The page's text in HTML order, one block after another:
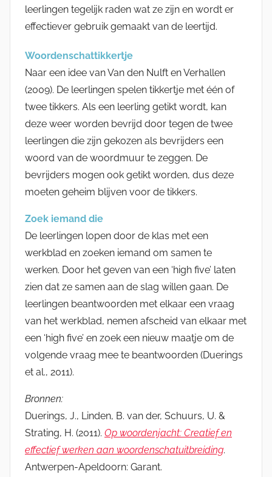
leerlingen tegelijk raden wat ze zijn en wordt er
effectiever gebruik gemaakt van de leertijd.
Woordenschattikkertje
Naar een idee van Van den Nulft en Verhallen
(2009). De leerlingen spelen tikkertje met één of
twee tikkers. Als een leerling getikt wordt, kan
deze weer worden bevrijd door tegen de twee
leerlingen die zijn gekozen als bevrijders een
woord van de woordmuur te zeggen. De
bevrijders mogen ook getikt worden, dus deze
moeten geheim blijven voor de tikkers.
Zoek iemand die
De leerlingen lopen door de klas met een
werkblad en zoeken iemand om samen te
werken. Door het geven van een ‘high five’ laten
zien dat ze samen aan de slag willen gaan. De
leerlingen beantwoorden met elkaar een vraag
van het werkblad, nemen afscheid van elkaar met
een ‘high five’ en zoek een nieuw maatje om de
volgende vraag mee te beantwoorden (Duerings
et al., 2011).
Bronnen:
Duerings, J., Linden, B. van der, Schuurs, U. &
Strating, H. (2011). Op woordenjacht: Creatief en
effectief werken aan woordenschatuitbreiding.
Antwerpen-Apeldoorn: Garant.